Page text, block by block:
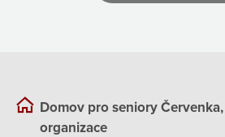
Domov pro seniory
organizace